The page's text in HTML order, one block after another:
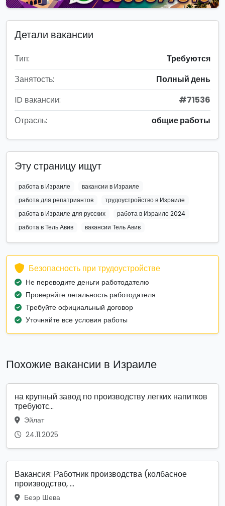
Детали вакансии
Тип:
Требуются
Занятость:
Полный день
ID вакансии:
#71536
Отрасль:
общие работы
Эту страницу ищут
работа в Израиле
вакансии в Израиле
работа для репатриантов
трудоустройство в Израиле
работа в Израиле для русских
работа в Израиле 2024
работа в Тель Авив
вакансии Тель Авив
Безопасность при трудоустройстве
Не переводите деньги работодателю
Проверяйте легальность работодателя
Требуйте официальный договор
Уточняйте все условия работы
Похожие вакансии в Израиле
на крупный завод по производству легких напитков
требуютс...
Эйлат
24.11.2025
Вакансия: Работник производства (колбасное
производство, ...
Беэр Шева